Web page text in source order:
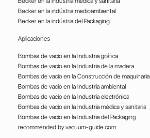
Becker en la indústria medioambiental
Becker en la indústria del Packaging
Aplicaciones
Bombas de vacío en la Industria gráfica
Bombas de vacío en la Industria de la madera
Bombas de vacío en la Construcción de maquinaria
Bombas de vacío en la Industria ambiental
Bombas de vacío en la Industria electrónica
Bombas de vacío en la Industria médica y sanitaria
Bombas de vacío en la Industria del Packaging
recommended by vacuum-guide.com